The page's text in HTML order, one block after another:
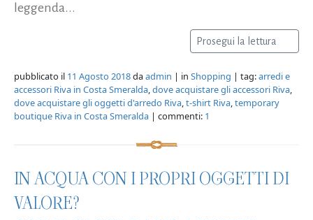
leggenda...
Prosegui la lettura
pubblicato il 11 Agosto 2018daadmin | in Shopping | tag:arredi e
accessori Riva in Costa Smeralda,dove acquistare gli accessori Riva,
dove acquistare gli oggetti d'arredo Riva,t-shirt Riva,temporary
boutique Riva in Costa Smeralda | commenti: 1
IN ACQUA CON I PROPRI OGGETTI DI
VALORE?